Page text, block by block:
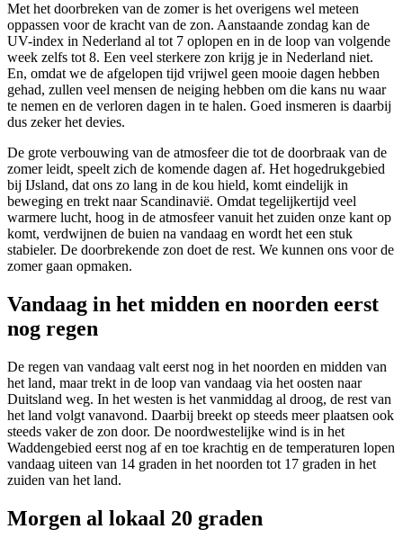
Met het doorbreken van de zomer is het overigens wel meteen
oppassen voor de kracht van de zon. Aanstaande zondag kan de
UV-index in Nederland al tot 7 oplopen en in de loop van volgende
week zelfs tot 8. Een veel sterkere zon krijg je in Nederland niet.
En, omdat we de afgelopen tijd vrijwel geen mooie dagen hebben
gehad, zullen veel mensen de neiging hebben om die kans nu waar
te nemen en de verloren dagen in te halen. Goed insmeren is daarbij
dus zeker het devies.
De grote verbouwing van de atmosfeer die tot de doorbraak van de
zomer leidt, speelt zich de komende dagen af. Het hogedrukgebied
bij IJsland, dat ons zo lang in de kou hield, komt eindelijk in
beweging en trekt naar Scandinavië. Omdat tegelijkertijd veel
warmere lucht, hoog in de atmosfeer vanuit het zuiden onze kant op
komt, verdwijnen de buien na vandaag en wordt het een stuk
stabieler. De doorbrekende zon doet de rest. We kunnen ons voor de
zomer gaan opmaken.
Vandaag in het midden en noorden eerst
nog regen
De regen van vandaag valt eerst nog in het noorden en midden van
het land, maar trekt in de loop van vandaag via het oosten naar
Duitsland weg. In het westen is het vanmiddag al droog, de rest van
het land volgt vanavond. Daarbij breekt op steeds meer plaatsen ook
steeds vaker de zon door. De noordwestelijke wind is in het
Waddengebied eerst nog af en toe krachtig en de temperaturen lopen
vandaag uiteen van 14 graden in het noorden tot 17 graden in het
zuiden van het land.
Morgen al lokaal 20 graden